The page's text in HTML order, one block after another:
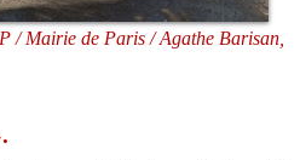
/ Mairie de Paris / Agathe Barisan,